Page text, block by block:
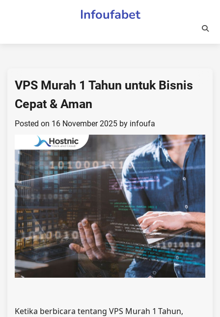
Infoufabet
VPS Murah 1 Tahun untuk Bisnis
Cepat & Aman
Posted on 16 November 2025 by infoufa
Ketika berbicara tentang VPS Murah 1 Tahun,